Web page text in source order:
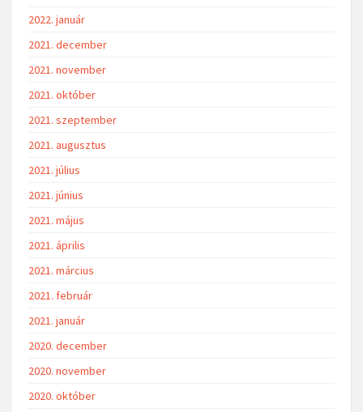
2022. január
2021. december
2021. november
2021. október
2021. szeptember
2021. augusztus
2021. július
2021. június
2021. május
2021. április
2021. március
2021. február
2021. január
2020. december
2020. november
2020. október